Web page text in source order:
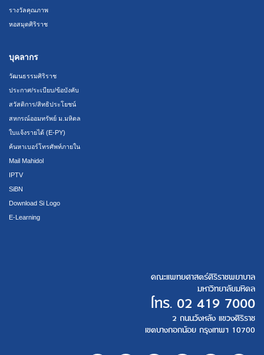
รางวัลคุณภาพ
หอสมุดศิริราช
บุคลากร
วัฒนธรรมศิริราช
ประกาศ/ระเบียบ/ข้อบังคับ
สวัสดิการ/สิทธิประโยชน์
สหกรณ์ออมทรัพย์ ม.มหิดล
ใบแจ้งรายได้ (E-PY)
ค้นหาเบอร์โทรศัพท์ภายใน
Mail Mahidol
IPTV
SiBN
Download Si Logo
E-Learning
คณะแพทยศาสตร์ศิริราชพยาบาล
มหาวิทยาลัยมหิดล
โทร. 02 419 7000
2 ถนนวังหลัง แขวงศิริราช
เขตบางกอกน้อย กรุงเทพฯ 10700